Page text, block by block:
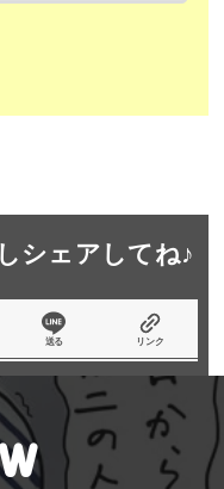
シェアしてね♪
送る リンク